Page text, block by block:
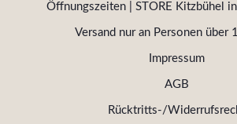
Öffnungszeiten | STORE Kitzbühel
Versand nur an Personen über
Impressum
AGB
Rücktritts-/